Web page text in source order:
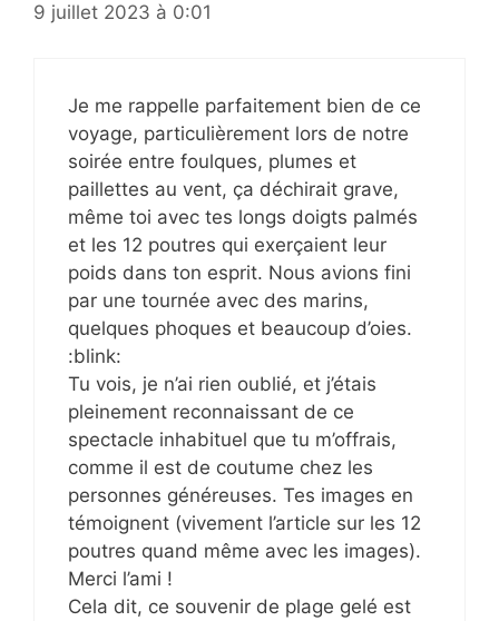
9 juillet 2023 à 0:01
Je me rappelle parfaitement bien de ce
voyage, particulièrement lors de notre
soirée entre foulques, plumes et
paillettes au vent, ça déchirait grave,
même toi avec tes longs doigts palmés
et les 12 poutres qui exerçaient leur
poids dans ton esprit. Nous avions fini
par une tournée avec des marins,
quelques phoques et beaucoup d’oies.
:blink:
Tu vois, je n’ai rien oublié, et j’étais
pleinement reconnaissant de ce
spectacle inhabituel que tu m’offrais,
comme il est de coutume chez les
personnes généreuses. Tes images en
témoignent (vivement l’article sur les 12
poutres quand même avec les images).
Merci l’ami !
Cela dit, ce souvenir de plage gelé est